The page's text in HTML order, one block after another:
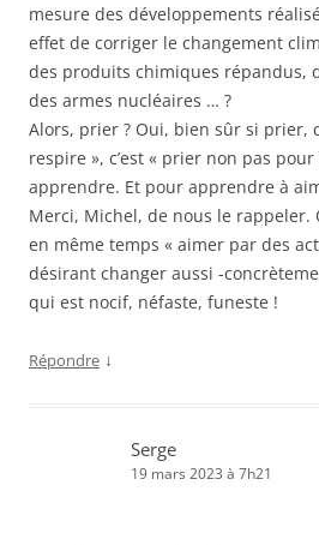
mesure des développements
effet de corriger le changement
des produits chimiques répandus,
des armes nucléaires … ?
Alors, prier ? Oui, bien sûr si prier,
respire », c’est « prier non pas
apprendre. Et pour apprendre à
Merci, Michel, de nous le rappeler.
en même temps « aimer par des
désirant changer aussi -
qui est nocif, néfaste, funeste !
Répondre ↓
Serge
19 mars 2023 à 7h21